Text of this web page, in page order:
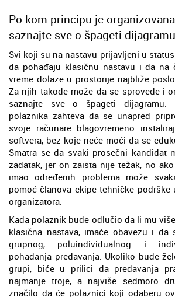
Po kom principu je
saznajte sve o špageti
Svi koji su na nastavu prijavljeni u
da pohađaju klasičnu nastavu i da na
vreme dolaze u prostorije najbliže
Za njih takođe može da se sprovede i
saznajte sve o špageti dijagramu.
polaznika zahteva da se unapred
svoje računare blagovremeno
softvera, bez koje neće moći da se
Smatra se da svaki prosečni kandidat
zadatak, jer on zaista nije težak, no
imao određenih problema može
pomoć članova ekipe tehničke
organizatora.
Kada polaznik bude odlučio da li mu
klasična nastava, imaće obavezu i da
grupnog, poluindividualnog i
pohađanja predavanja. Ukoliko bude
grupi, biće u prilici da predavanja
najmanje troje, a najviše sedmoro
značilo da će polaznici koji odaberu